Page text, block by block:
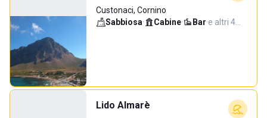
Custonaci, Cornino
Sabbiosa· Cabine· Bar·e altri 4…
Lido Almarè